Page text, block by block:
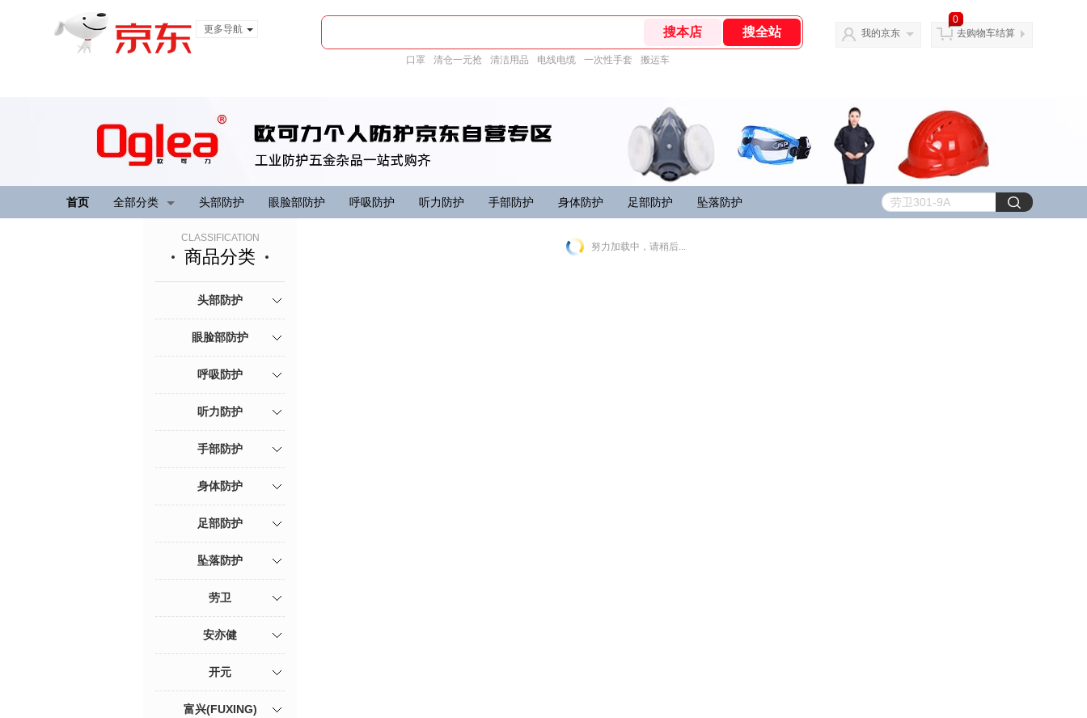
更多导航
口罩 清仓一元抢 清洁用品 电线电缆 一次性手套 搬运车
我的京东
0
去购物车结算
首页 全部分类 头部防护 眼脸部防护 呼吸防护 听力防护 手部防护 身体防护 足部防护 坠落防护
CLASSIFICATION
商品分类
头部防护
眼脸部防护
呼吸防护
听力防护
手部防护
身体防护
足部防护
坠落防护
劳卫
安亦健
开元
富兴(FUXING)
努力加载中，请稍后...